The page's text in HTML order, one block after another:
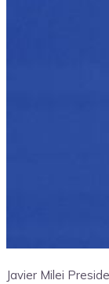
Javier Milei